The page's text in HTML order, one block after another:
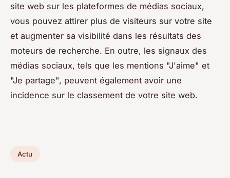
site web sur les plateformes de médias sociaux,
vous pouvez attirer plus de visiteurs sur votre site
et augmenter sa visibilité dans les résultats des
moteurs de recherche. En outre, les signaux des
médias sociaux, tels que les mentions "J'aime" et
"Je partage", peuvent également avoir une
incidence sur le classement de votre site web.
Actu